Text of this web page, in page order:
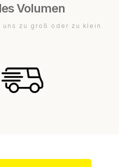
Volumen
uns zu groß oder zu klein.